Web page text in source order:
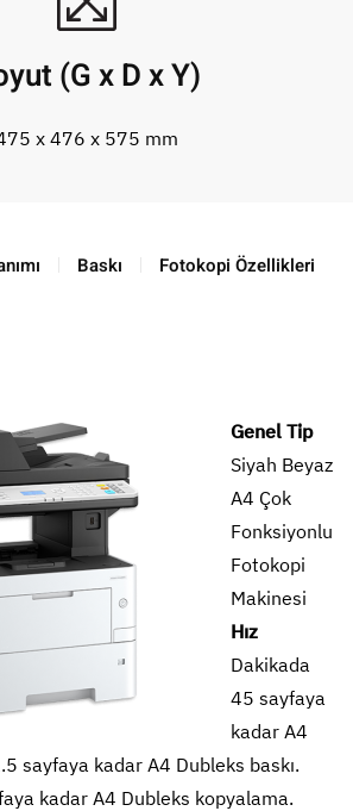
(G x D x Y)
x 476 x 575 mm
Baskı
Fotokopi Özellikleri
Genel Tip
Siyah Beyaz
A4 Çok
Fonksiyonlu
Fotokopi
Makinesi
Hız
Dakikada
45 sayfaya
kadar A4
sayfaya kadar A4 Dubleks baskı.
kadar A4 Dubleks kopyalama.